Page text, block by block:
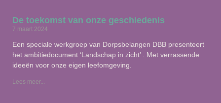
De toekomst van onze geschiedenis
7 maart 2024
Een speciale werkgroep van Dorpsbelangen DBB presenteert
het ambitiedocument ‘Landschap in zicht’ . Met verrassende
ideeën voor onze eigen leefomgeving.
Lees meer...